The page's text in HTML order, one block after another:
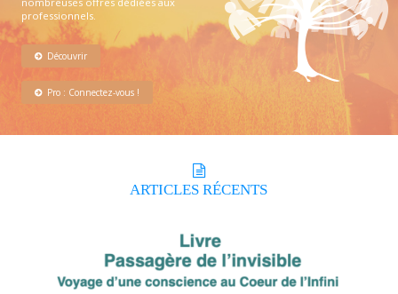
professionnels.
Découvrir
Pro : Connectez-vous !
ARTICLES RÉCENTS